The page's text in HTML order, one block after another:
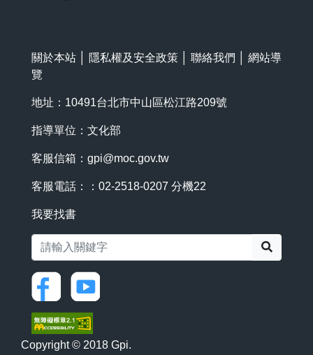
關於本站 隱私權及安全政策 聯絡我們
網站導
覽
地址：10491台北市中山區松江路209號
指導單位：文化部
客服信箱： gpi@moc.gov.tw
客服電話：：02-2518-0207 分機22
我要找書
Copyright © 2018 Gpi.